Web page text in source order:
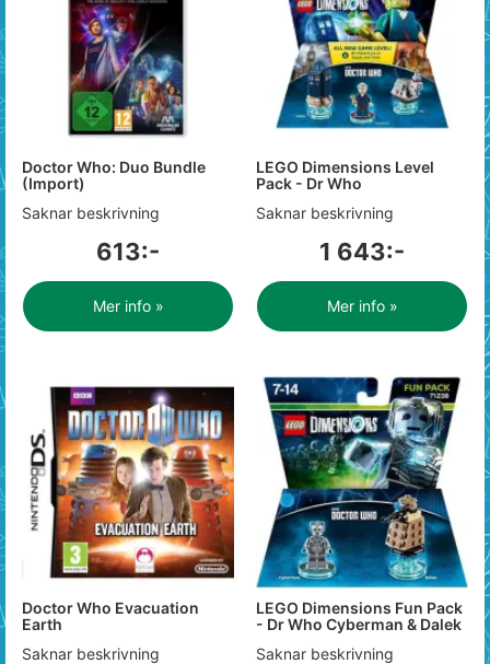
Doctor Who: Duo Bundle
(Import)
Saknar beskrivning
613:-
Mer info »
LEGO Dimensions Level
Pack - Dr Who
Saknar beskrivning
1 643:-
Mer info »
Doctor Who Evacuation
Earth
Saknar beskrivning
LEGO Dimensions Fun Pack
- Dr Who Cyberman & Dalek
Saknar beskrivning